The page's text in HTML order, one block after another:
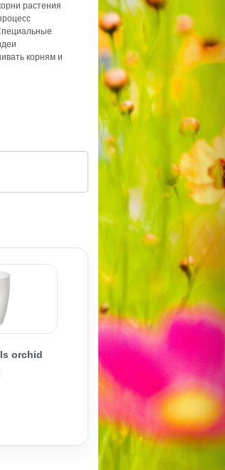
растения
корням и
orchid